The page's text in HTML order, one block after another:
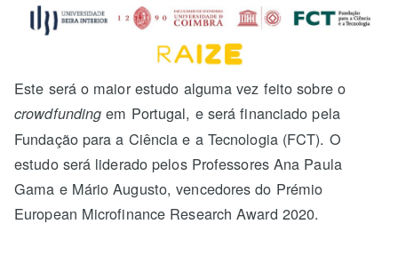
Este será o maior estudo alguma vez feito sobre o
crowdfundingem Portugal, e será financiado pela
Fundação para a Ciência e a Tecnologia (FCT). O
estudo será liderado pelos Professores Ana Paula
Gama e Mário Augusto, vencedores do Prémio
European Microfinance Research Award 2020.